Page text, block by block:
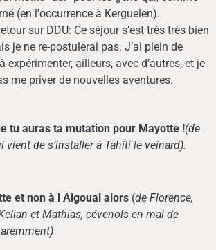
(en l'occurrence à Kerguelen).
sur DDU: Ce séjour s’est très très bien
je ne re-postulerai pas. J’ai plein de
expérimenter, ailleurs, avec d’autres, et je
me priver de nouvelles aventures.
tu auras ta mutation pour Mayotte !(de
vient de s’installer à Tahiti le veinard).
et non à l Aigoual alors (de Florence,
et Mathias, cévenols en mal de